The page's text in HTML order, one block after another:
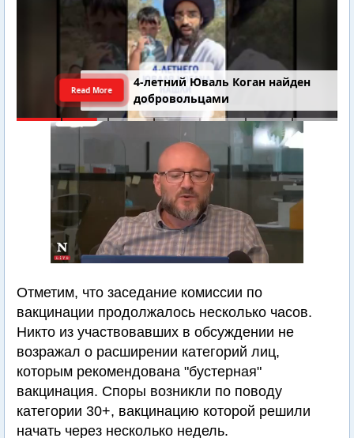
4-летний Юваль Коган найден
добровольцами
Read More
Отметим, что заседание комиссии по
вакцинации продолжалось несколько часов.
Никто из участвовавших в обсуждении не
возражал о расширении категорий лиц,
которым рекомендована "бустерная"
вакцинация. Споры возникли по поводу
категории 30+, вакцинацию которой решили
начать через несколько недель.